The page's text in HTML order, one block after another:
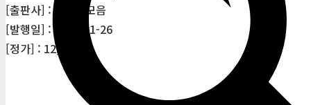
[출판사] : 자음과모음
[발행일] : 2014-11-26
[정가] : 12,000원